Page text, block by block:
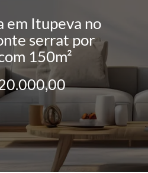
em Itupeva no
serrat por
150m²